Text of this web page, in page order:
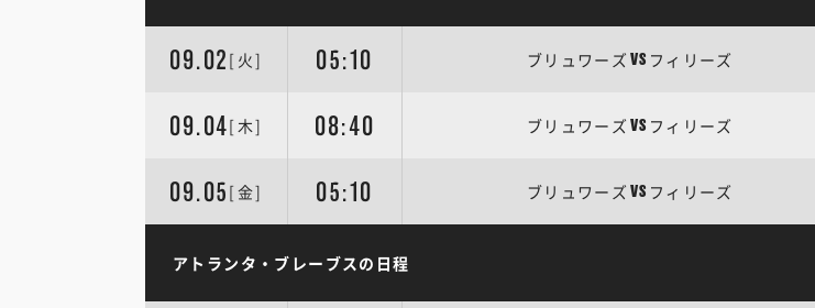
09.02 [火] 05:10 ブリュワーズ VS フィリーズ
09.04[木] 08:40 ブリュワーズ VS フィリーズ
09.05 [金] 05:10 ブリュワーズ VS フィリーズ
アトランタ・ブレーブスの日程